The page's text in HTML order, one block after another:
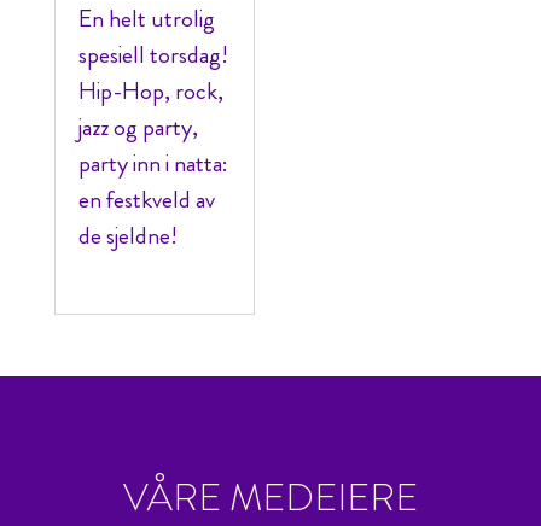
En helt utrolig
spesiell torsdag!
Hip-Hop, rock,
jazz og party,
party inn i natta:
en festkveld av
de sjeldne!
VÅRE MEDEIERE